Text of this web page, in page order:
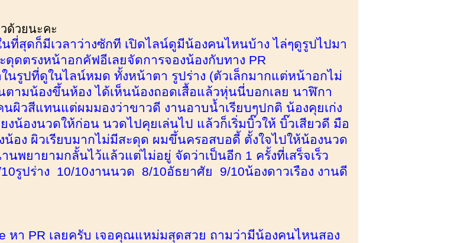
ด้วยนะคะ
นที่สุดก็มีเวลาว่างซักที เปิดไลน์ดูมีน้องคนไหนบ้าง ไล่ๆดูรูปไปมา
ดุดตรงหน้าอกคัฟอีเลยจัดการจองน้องกับทาง PR
ในรูปที่ดูในไลน์หมด ทั้งหน้าตา รูปร่าง (ตัวเล็กมากแต่หน้าอกไม่
ตามน้องขึ้นห้อง ได้เห็นน้องถอดเสื้อแล้วหุ่นนี่บอกเลย นาฬิกา
ผิวสีแทนแต่ผมมองว่าขาวดี งานอาบน้ำเรียบๆปกติ น้องคุยเก่ง
น้องนวดให้ก่อน นวดไปคุยเล่นไป แล้วก็เริ่มบิ๊วให้ บิ๊วเสียวดี มือ
น้อง ผิวเรียบมากไม่มีสะดุด ผมขึ้นครอสบอดี้ ตั้งใจไปให้น้องนวด
นพยายามกลั้นไว้แล้วแต่ไม่อยู่ จัดว่าเป็นอีก 1 ครั้งที่เสร็จเร็ว
รูปร่าง 10/10งานนวด 8/10อัธยาศัย 9/10น้องดาวเรือง งานดี
หา PR เลยครับ เจอคุณแหม่มสุดสวย ถามว่ามีน้องคนไหนสอง